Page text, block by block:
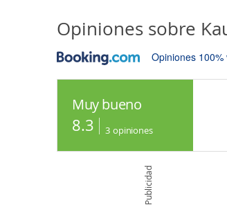
Opiniones sobre
Opiniones 100%
Muy bueno
8.3 3 opiniones
Publicidad